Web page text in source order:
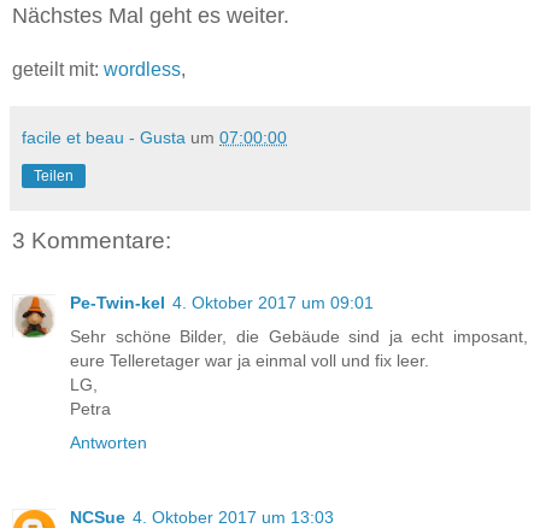
Nächstes Mal geht es weiter.
geteilt mit: wordless,
facile et beau - Gusta um 07:00:00
Teilen
3 Kommentare:
Pe-Twin-kel 4. Oktober 2017 um 09:01
Sehr schöne Bilder, die Gebäude sind ja echt imposant,
eure Telleretager war ja einmal voll und fix leer.
LG,
Petra
Antworten
NCSue 4. Oktober 2017 um 13:03